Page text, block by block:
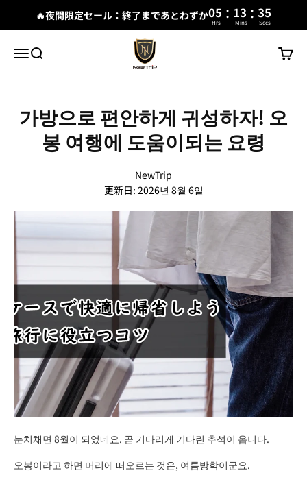
🔥夜間限定セール：終了まであとわずか05 : 13 : 34
Hrs Mins Secs
메뉴검색
New Trip
장바
가방으로 편안하게 귀성하자! 오
봉 여행에 도움이되는 요령
NewTrip
更新日: 2026년 8월 6일
눈치채면 8월이 되었네요. 곧 기다리게 기다린 추석이 옵니다.
오봉이라고 하면 머리에 떠오르는 것은, 여름방학이군요.